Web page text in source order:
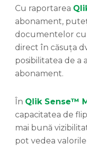
Cu raportarea
abonament,
documentelor cu
direct în căsuța
posibilitatea de a
abonament.
În Qlik Sense™
capacitatea de
mai bună
pot vedea